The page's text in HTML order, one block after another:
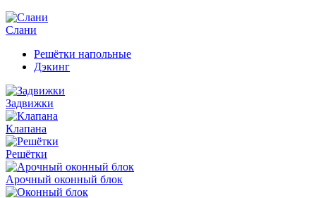
Слани
Решётки напольные
Дэкинг
Задвижки
Клапана
Решётки
Арочный оконный блок